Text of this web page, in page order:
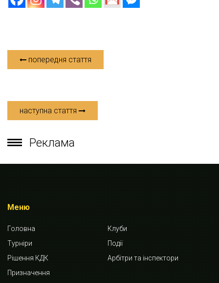
попередня стаття
наступна стаття
Реклама
Меню
Головна
Клуби
Турніри
Події
Рішення КДК
Арбітри та інспектори
Призначення